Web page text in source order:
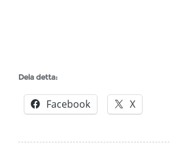
Dela detta:
Facebook X